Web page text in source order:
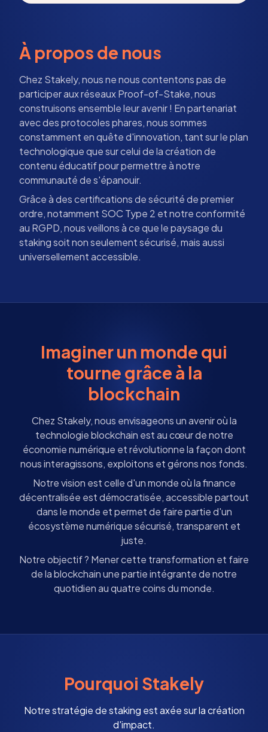
À propos de nous
Chez Stakely, nous ne nous contentons pas de
participer aux réseaux Proof-of-Stake, nous
construisons ensemble leur avenir ! En partenariat
avec des protocoles phares, nous sommes
constamment en quête d'innovation, tant sur le plan
technologique que sur celui de la création de
contenu éducatif pour permettre à notre
communauté de s'épanouir.
Grâce à des certifications de sécurité de premier
ordre, notamment SOC Type 2 et notre conformité
au RGPD, nous veillons à ce que le paysage du
staking soit non seulement sécurisé, mais aussi
universellement accessible.
Imaginer un monde qui
tourne grâce à la
blockchain
Chez Stakely, nous envisageons un avenir où la
technologie blockchain est au cœur de notre
économie numérique et révolutionne la façon dont
nous interagissons, exploitons et gérons nos fonds.
Notre vision est celle d'un monde où la finance
décentralisée est démocratisée, accessible partout
dans le monde et permet de faire partie d'un
écosystème numérique sécurisé, transparent et
juste.
Notre objectif ? Mener cette transformation et faire
de la blockchain une partie intégrante de notre
quotidien au quatre coins du monde.
Pourquoi Stakely
Notre stratégie de staking est axée sur la création
d'impact.